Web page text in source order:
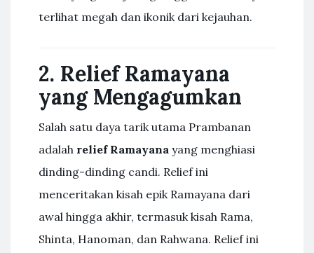
terlihat megah dan ikonik dari kejauhan.
2. Relief Ramayana
yang Mengagumkan
Salah satu daya tarik utama Prambanan
adalah relief Ramayana yang menghiasi
dinding-dinding candi. Relief ini
menceritakan kisah epik Ramayana dari
awal hingga akhir, termasuk kisah Rama,
Shinta, Hanoman, dan Rahwana. Relief ini